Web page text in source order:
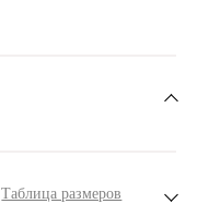
Таблица размеров